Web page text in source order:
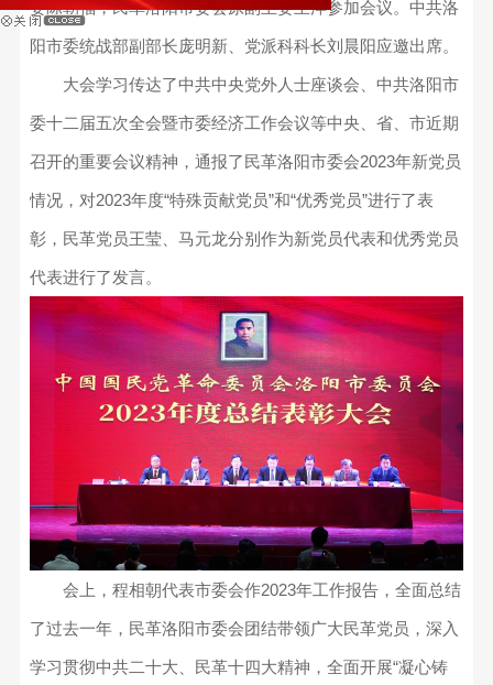
委陈朝福，民革洛阳市委会原副主委王洋参加会议。中共洛
阳市委统战部副部长庞明新、党派科科长刘晨阳应邀出席。
大会学习传达了中共中央党外人士座谈会、中共洛阳市
委十二届五次全会暨市委经济工作会议等中央、省、市近期
召开的重要会议精神，通报了民革洛阳市委会2023年新党员
情况，对2023年度“特殊贡献党员”和“优秀党员”进行了表
彰，民革党员王莹、马元龙分别作为新党员代表和优秀党员
代表进行了发言。
会上，程相朝代表市委会作2023年工作报告，全面总结
了过去一年，民革洛阳市委会团结带领广大民革党员，深入
学习贯彻中共二十大、民革十四大精神，全面开展“凝心铸